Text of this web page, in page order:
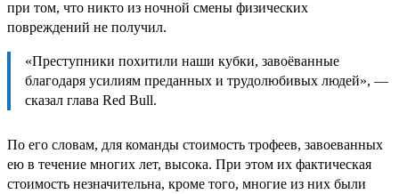
при том, что никто из ночной смены физических
повреждений не получил.
«Преступники похитили наши кубки, завоёванные
благодаря усилиям преданных и трудолюбивых людей», —
сказал глава Red Bull.
По его словам, для команды стоимость трофеев, завоеванных
ею в течение многих лет, высока. При этом их фактическая
стоимость незначительна, кроме того, многие из них были